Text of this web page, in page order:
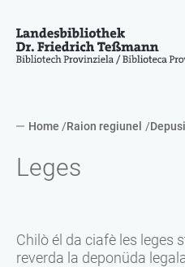
Home Raion regiunel
Leges
Chilò él da ciafè les leges
reverda la deponüda